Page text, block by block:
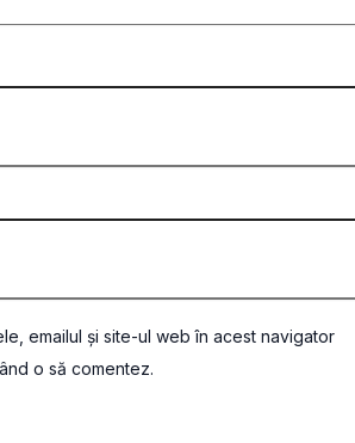
emailul și site-ul web în acest navigator
o să comentez.